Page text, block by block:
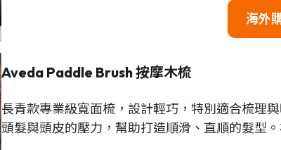
海外
Aveda Paddle Brush 按摩木梳
長青款專業級寬面梳，設計輕巧，特別適合梳理
頭髮與頭皮的壓力，幫助打造順滑、直順的髮型